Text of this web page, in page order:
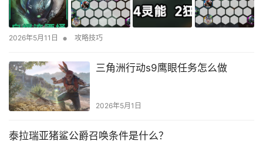
2026年5月11日 • 攻略技巧
三角洲行动s9鹰眼任务怎么做
2026年5月1日
泰拉瑞亚猪鲨公爵召唤条件是什么？